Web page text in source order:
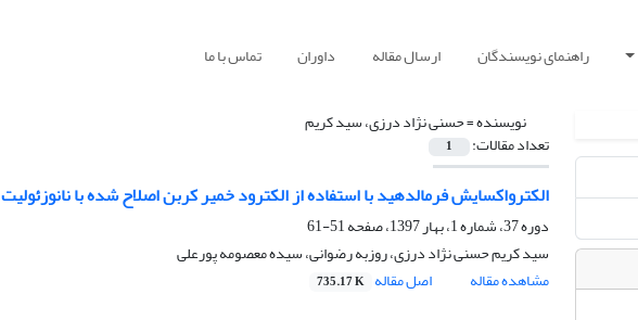
راهنمای نویسندگان ارسال مقاله داوران تماس با ما
نویسنده =حسنی نژاد درزی، سید کریم
تعداد مقالات: 1
الکترواکسایش فرمالدهید با استفاده از الکترود خمیر کربن اصلاح شده با نانوزئولیت MCM-41 دارای نقره
دوره 37، شماره 1، بهار 1397، صفحه
51-61
سید کریم حسنی نژاد درزی، روزبه رضوانی، سیده معصومه پورعلی
مشاهده مقاله
اصل مقاله 735.17 K